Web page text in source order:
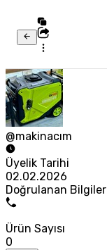
@makinacım
Üyelik Tarihi
02.02.2026
Doğrulanan Bilgiler
Ürün Sayısı
0